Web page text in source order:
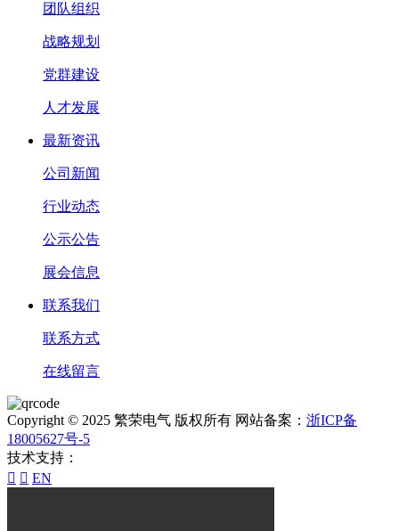
团队组织
战略规划
党群建设
人才发展
最新资讯
公司新闻
行业动态
公示公告
展会信息
联系我们
联系方式
在线留言
Copyright © 2025 繁荣电气 版权所有 网站备案： 浙ICP备
18005627号-5
技术支持：
  EN